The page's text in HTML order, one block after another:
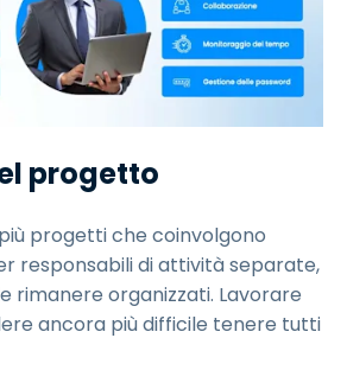
progetto
progetti che coinvolgono
responsabili di attività separate,
rimanere organizzati. Lavorare
ancora più difficile tenere tutti